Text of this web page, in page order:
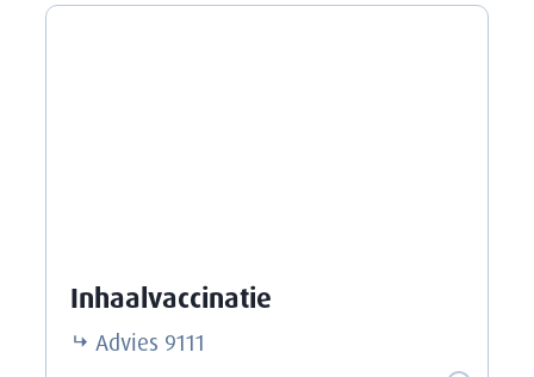
Inhaalvaccinatie
Advies 9111